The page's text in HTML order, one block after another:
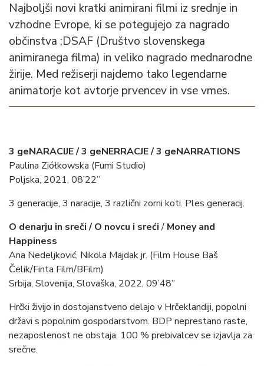
Najboljši novi kratki animirani filmi iz srednje in
vzhodne Evrope, ki se potegujejo za nagrado
občinstva ;DSAF (Društvo slovenskega
animiranega filma) in veliko nagrado mednarodne
žirije. Med režiserji najdemo tako legendarne
animatorje kot avtorje prvencev in vse vmes.
3 geNARACIJE / 3 geNERRACJE / 3 geNARRATIONS
Paulina Ziółkowska (Fumi Studio)
Poljska, 2021, 08’22”
3 generacije, 3 naracije, 3 različni zorni koti. Ples generacij.
O denarju in sreči /O novcu i sreći/ Money and
Happiness
Ana Nedeljković, Nikola Majdak jr. (Film House Baš
Čelik/Finta Film/BFilm)
Srbija, Slovenija, Slovaška, 2022, 09’48”
Hrčki živijo in dostojanstveno delajo v Hrčeklandiji, popolni
državi s popolnim gospodarstvom. BDP neprestano raste,
nezaposlenost ne obstaja, 100 % prebivalcev se izjavlja za
srečne.